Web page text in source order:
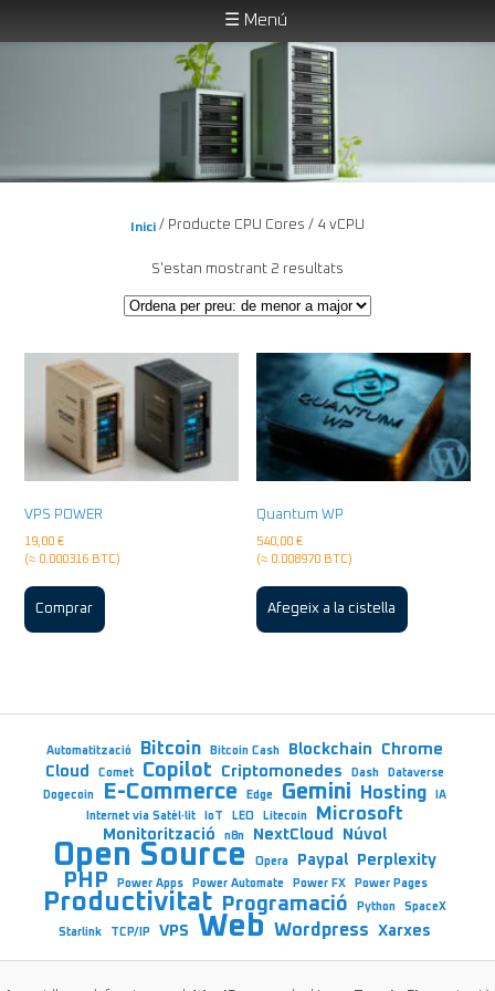
Solucions transparents en TI de codi obert
☰ Menú
Inici / Producte CPU Cores / 4 vCPU
S'estan mostrant 2 resultats
Ordenat
preu:
menor
major
VPS POWER
19,00 €
(≈ 0.000316 BTC)
Comprar
Quantum WP
540,00€
(≈ 0.008970 BTC)
Afegeix a la cistella
Automatització Bitcoin Bitcoin Cash Blockchain
Chrome
Cloud
Comet Copilot Criptomonedes Dash
Dataverse
Dogecoin
E-Commerce Edge Gemini Hosting
IA
Internet via Satèl·lit
IoT LEO Litecoin Microsoft
Monitorització n8n NextCloud Núvol
Open Source Opera Paypal Perplexity
PHP Power Apps Power Automate Power FX Power Pages
Productivitat Programació Python SpaceX
Starlink TCP/IP VPS Web Wordpress Xarxes